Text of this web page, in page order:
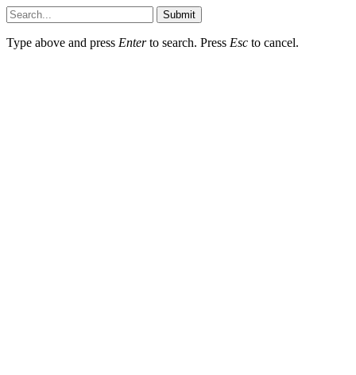
Submit
Type above and press Enterto search. Press Esc to cancel.